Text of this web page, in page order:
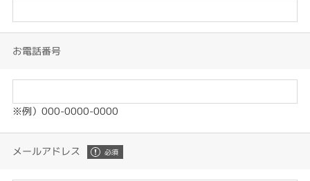
お電話番号
※例）000-0000-0000
メールアドレス